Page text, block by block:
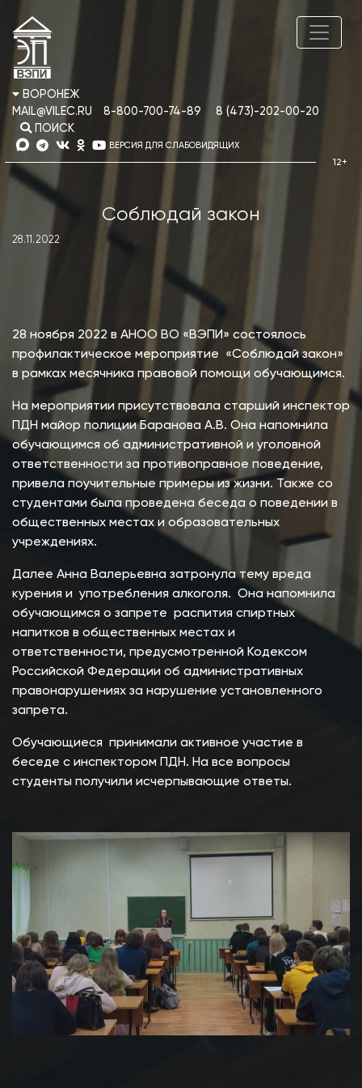
ВОРОНЕЖ
MAIL@VILEC.RU
8-800-700-74-89
8 (473)-202-00-20
ПОИСК
ВЕРСИЯ ДЛЯ СЛАБОВИДЯЩИХ
Соблюдай закон
28.11.2022
28 ноября 2022 в АНОО ВО «ВЭПИ» состоялось
профилактическое мероприятие «Соблюдай закон»
в рамках месячника правовой помощи обучающимся.
На мероприятии присутствовала старший инспектор
ПДН майор полиции Баранова А.В. Она напомнила
обучающимся об административной и уголовной
ответственности за противоправное поведение,
привела поучительные примеры из жизни. Также со
студентами была проведена беседа о поведении в
общественных местах и образовательных
учреждениях.
Далее Анна Валерьевна затронула тему вреда
курения и употребления алкоголя. Она напомнила
обучающимся о запрете распития спиртных
напитков в общественных местах и
ответственности, предусмотренной Кодексом
Российской Федерации об административных
правонарушениях за нарушение установленного
запрета.
Обучающиеся принимали активное участие в
беседе с инспектором ПДН. На все вопросы
студенты получили исчерпывающие ответы.